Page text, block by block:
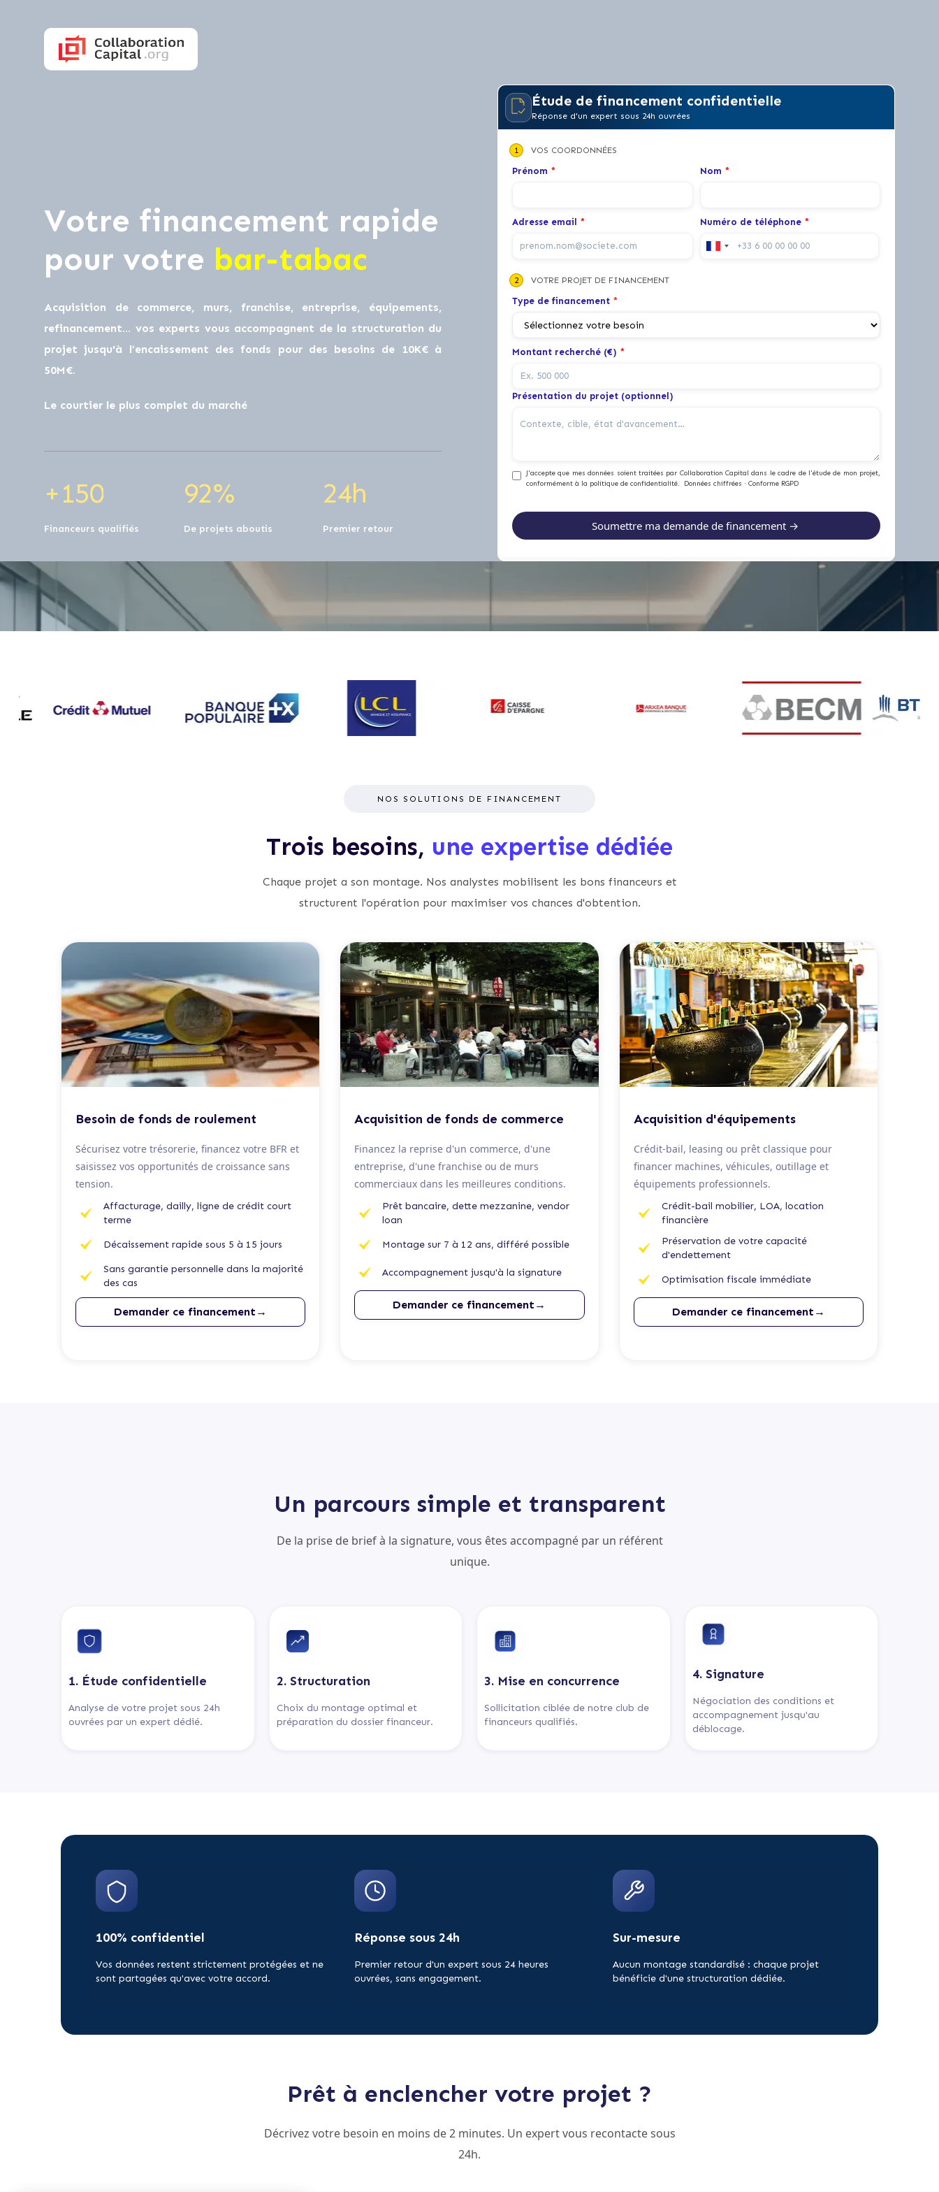
Votre financement rapide
pour votre bar-tabac
Acquisition de commerce, murs, franchise, entreprise, équipements,
refinancement… vos experts vous accompagnent de la structuration du
projet jusqu'à l’encaissement des fonds pour des besoins de 10K€ à
50M€.
Le courtier le plus complet du marché
+
0
1
1
0
50
Financeurs qualifiés
0
9
0
2%
De projets aboutis
0
2
0
4h
Premier retour
Étude de financement confidentielle
Réponse d'un expert sous 24h ouvrées
1 VOS COORDONNÉES
Prénom * Nom *
Adresse email * Numéro de téléphone *
2 VOTRE PROJET DE FINANCEMENT
Type de financement *
Montant recherché (€) *
Présentation du projet (optionnel)
J'accepte que mes données soient traitées par Collaboration Capital dans le cadre de l'étude de mon projet,
conformément à la politique de confidentialité. Données chiffrées · Conforme RGPD
NOS SOLUTIONS DE FINANCEMENT
Trois besoins, une expertise dédiée
Chaque projet a son montage. Nos analystes mobilisent les bons financeurs et
structurent l'opération pour maximiser vos chances d'obtention.
Besoin de fonds de roulement
Sécurisez votre trésorerie, financez votre BFR et
saisissez vos opportunités de croissance sans
tension.
Affacturage, dailly, ligne de crédit court
terme
Décaissement rapide sous 5 à 15 jours
Sans garantie personnelle dans la majorité
des cas
Demander ce financement→
Acquisition de fonds de commerce
Financez la reprise d'un commerce, d'une
entreprise, d'une franchise ou de murs
commerciaux dans les meilleures conditions.
Prêt bancaire, dette mezzanine, vendor
loan
Montage sur 7 à 12 ans, différé possible
Accompagnement jusqu'à la signature
Demander ce financement→
Acquisition d'équipements
Crédit-bail, leasing ou prêt classique pour
financer machines, véhicules, outillage et
équipements professionnels.
Crédit-bail mobilier, LOA, location
financière
Préservation de votre capacité
d'endettement
Optimisation fiscale immédiate
Demander ce financement→
Un parcours simple et transparent
De la prise de brief à la signature, vous êtes accompagné par un référent
unique.
1. Étude confidentielle
Analyse de votre projet sous 24h
ouvrées par un expert dédié.
2. Structuration
Choix du montage optimal et
préparation du dossier financeur.
3. Mise en concurrence
Sollicitation ciblée de notre club de
financeurs qualifiés.
4. Signature
Négociation des conditions et
accompagnement jusqu'au
déblocage.
100% confidentiel
Vos données restent strictement protégées et ne
sont partagées qu'avec votre accord.
Réponse sous 24h
Premier retour d'un expert sous 24 heures
ouvrées, sans engagement.
Sur-mesure
Aucun montage standardisé : chaque projet
bénéficie d'une structuration dédiée.
Prêt à enclencher votre projet ?
Décrivez votre besoin en moins de 2 minutes. Un expert vous recontacte sous
24h.